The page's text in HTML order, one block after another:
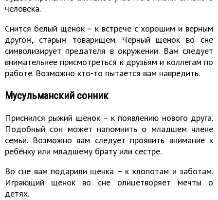
человека.
Снится белый щенок – к встрече с хорошим и верным
другом, старым товарищем. Чёрный щенок во сне
символизирует предателя в окружении. Вам следует
внимательнее присмотреться к друзьям и коллегам по
работе. Возможно кто-то пытается вам навредить.
Мусульманский сонник
Приснился рыжий щенок – к появлению нового друга.
Подобный сон может напомнить о младшем члене
семьи. Возможно вам следует проявить внимание к
ребёнку или младшему брату или сестре.
Во сне вам подарили щенка – к хлопотам и заботам.
Играющий щенок во сне олицетворяет мечты о
детях.